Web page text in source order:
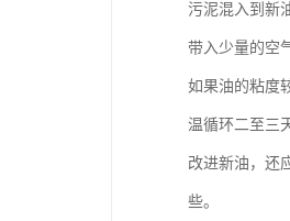
污泥混入到新
带入少量的空
如果油的粘度
温循环二至三
改进新油，还
些。